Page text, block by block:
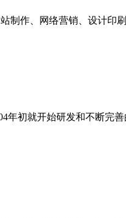
制作、网络营销、设计印
年初就开始研发和不断